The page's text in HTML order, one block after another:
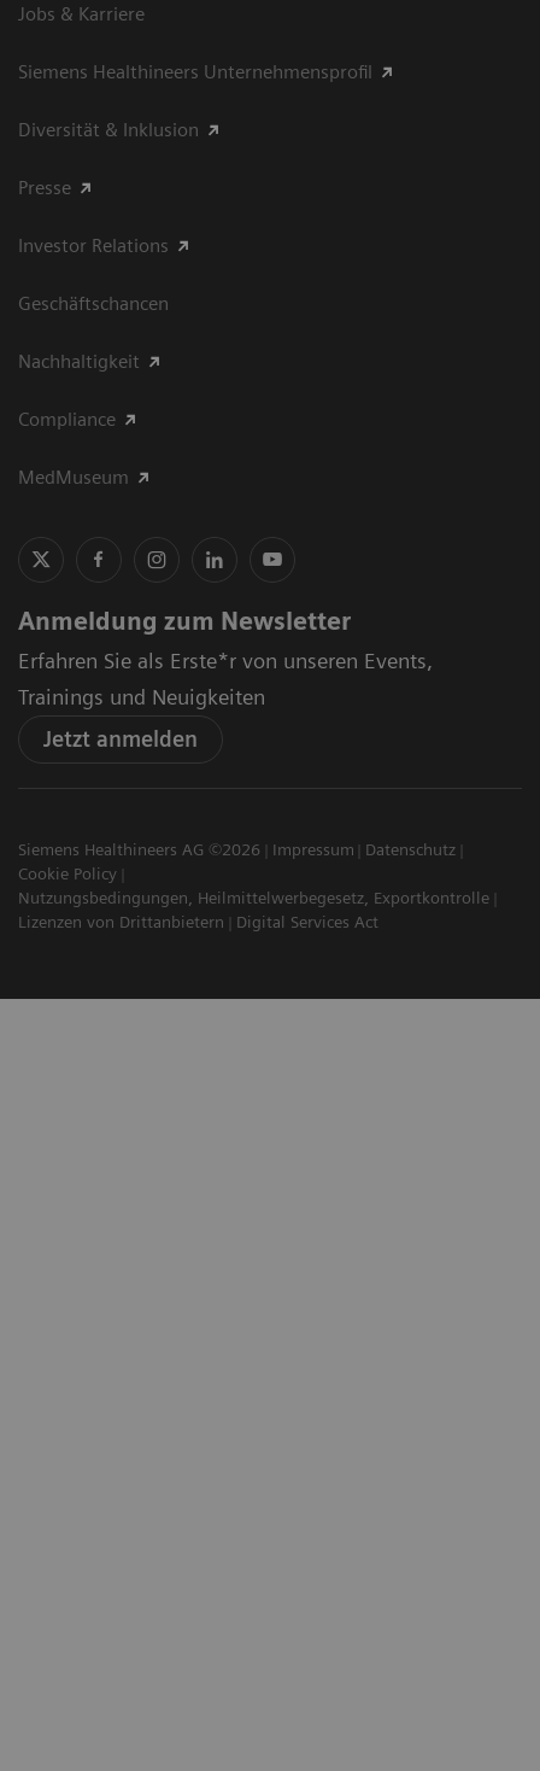
Jobs & Karriere
Siemens Healthineers Unternehmensprofil
Diversität & Inklusion
Presse
Investor Relations
Geschäftschancen
Nachhaltigkeit
Compliance
MedMuseum
Anmeldung zum Newsletter
Erfahren Sie als Erste*r von unseren Events,
Trainings und Neuigkeiten
Jetzt anmelden
Siemens Healthineers AG ©2026 Impressum
Datenschutz
Cookie Policy
Nutzungsbedingungen, Heilmittelwerbegesetz, Exportkontrolle
Lizenzen von Drittanbietern
Digital Services Act